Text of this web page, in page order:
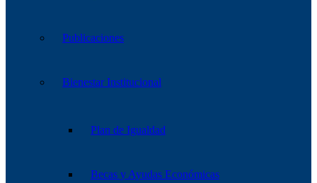
Publicaciones
Bienestar Institucional
Plan de Igualdad
Becas y Ayudas Económicas